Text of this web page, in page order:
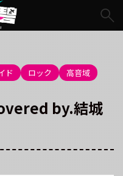
ド ロック 高音域
by.結城